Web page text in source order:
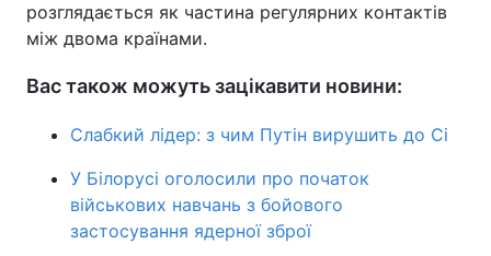
розглядається як частина регулярних контактів
між двома країнами.
Вас також можуть зацікавити новини:
Слабкий лідер: з чим Путін вирушить до Сі
У Білорусі оголосили про початок
військових навчань з бойового
застосування ядерної зброї